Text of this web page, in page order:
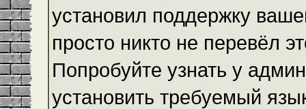
установил поддержку
просто никто не перевёл
Попробуйте узнать у
установить требуемый